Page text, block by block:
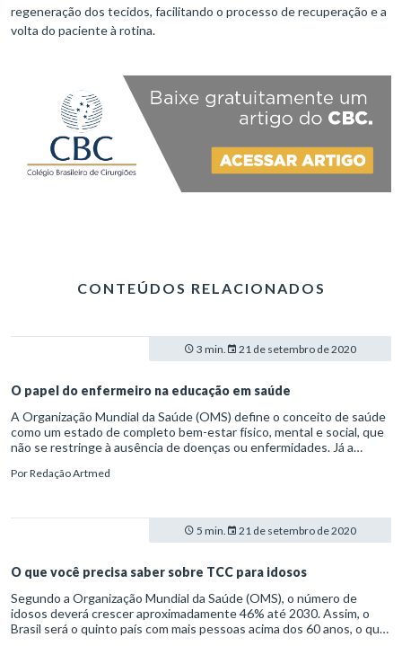
regeneração dos tecidos, facilitando o processo de recuperação e a
volta do paciente à rotina.
CONTEÚDOS RELACIONADOS
3 min. 21 de setembro de 2020
O papel do enfermeiro na educação em saúde
A Organização Mundial da Saúde (OMS) define o conceito de saúde
como um estado de completo bem-estar físico, mental e social, que
não se restringe à ausência de doenças ou enfermidades. Já a
desenvolvem na convivência humana e nas organizações sociais,
Federal de Enfermagem (COFEN), é exatamente combinar essas
duas atribuições. O profissional de enfermagem é o responsável
equipe multidisciplinar, ele é o profissional de saúde mais próximo do
informações ao paciente. O enfermeiro também desempenha o
papel de educar e orientar a população, dentro ou fora do ambiente
hospitalar.
PorRedação Artmed
5 min. 21 de setembro de 2020
O que você precisa saber sobre TCC para idosos
Segundo a Organização Mundial da Saúde (OMS), o número de
idosos deverá crescer aproximadamente 46% até 2030. Assim, o
Brasil será o quinto país com mais pessoas acima dos 60 anos, o que